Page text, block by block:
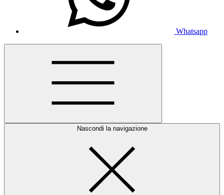
Whatsapp
Nascondi la navigazione